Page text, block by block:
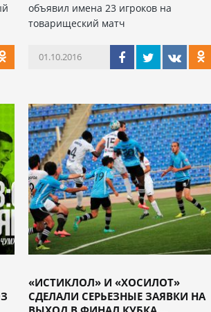
объявил имена 23 игроков на
товарищеский матч
01.10.2016
«ИСТИКЛОЛ» И «ХОСИЛОТ»
СДЕЛАЛИ СЕРЬЕЗНЫЕ ЗАЯВКИ НА